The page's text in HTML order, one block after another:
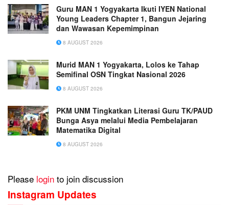
Guru MAN 1 Yogyakarta Ikuti IYEN National
Young Leaders Chapter 1, Bangun Jejaring
dan Wawasan Kepemimpinan
8 AUGUST 2026
Murid MAN 1 Yogyakarta, Lolos ke Tahap
Semifinal OSN Tingkat Nasional 2026
8 AUGUST 2026
PKM UNM Tingkatkan Literasi Guru TK/PAUD
Bunga Asya melalui Media Pembelajaran
Matematika Digital
8 AUGUST 2026
Please login to join discussion
Instagram Updates